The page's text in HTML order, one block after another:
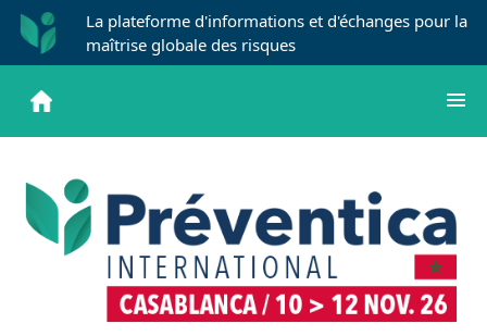
La plateforme d'informations et d'échanges pour la
maîtrise globale des risques